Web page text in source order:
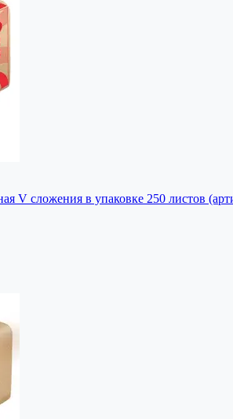
V сложения в упаковке 250 листов